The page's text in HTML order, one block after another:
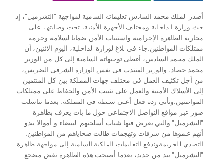
أصدر الملك محمد السادس تعليماته السامية لمواجهة "التشرميل"، إذ
حث وزارة الداخلية ومختلف الأجهزة الأمنية، تحت وصايتها، على
محاربة الظاهرة الإجرامية واستتباب الأمن ضمانا لسلامة وحرمة
ممتلكات المواطنين.جاء في بلاغ لوزارة الداخلية، اليوم الاثنين، أن
الملك محمد السادس، أعطى توجيهاته السامية إلى كل من الوزير
محمد حصاد، والوزير المنتدب في نفس الوزارة الشرقي الضريس،
من أجل تكثيف العمل في مختلف جهات المملكة بين كل المنتمين
إلى الأسلاك الأمنية والعمل على تثبيت الأمن والحفاظ على ممتلكات
المواطنين.وتأتي ردة فعل أعلى سلطة في المملكة، بعدما تناسلت
صور عبر مواقع التواصل الاجتماعي حول ما بات يعرف بظاهرة
"التشرميل" والتي يعرض فيها شباب أسلحتهم البيضاء و أموالا يبدو
أنهم غنموها من سرقات وتهجمات طالت ضحاياهم من المواطنين.
التصدي للجريمةوتدفع التعليمات الملكية السامية إلى مواجهة ظاهرة
"التشرميل" بيد من حديد، بعدما أصبحت هذه الظاهرة تقض مضجع